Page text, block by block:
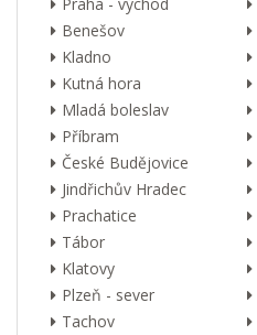
Benešov
Kladno
Kutná hora
Mladá boleslav
Příbram
České Budějovice
Jindřichův Hradec
Prachatice
Tábor
Klatovy
Plzeň - sever
Tachov